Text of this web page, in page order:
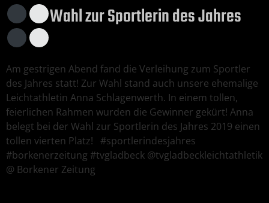
Wahl zur Sportlerin des Jahres
Am gestrigen Abend fand die Verleihung zum Sportler
des Jahres statt! Zur Wahl stand auch unsere ehemalige
Leichtathletin Anna Schlagenwerth. In einem tollen,
feierlichen Rahmen wurden die Gewinner gekürt! Anna
belegt bei der Wahl zur Sportlerin des Jahres 2019 einen
tollen vierten Platz! #sportlerindesjahres
#borkenerzeitung #tvgladbeck @tvgladbeckleichtathletik
@ Borkener Zeitung